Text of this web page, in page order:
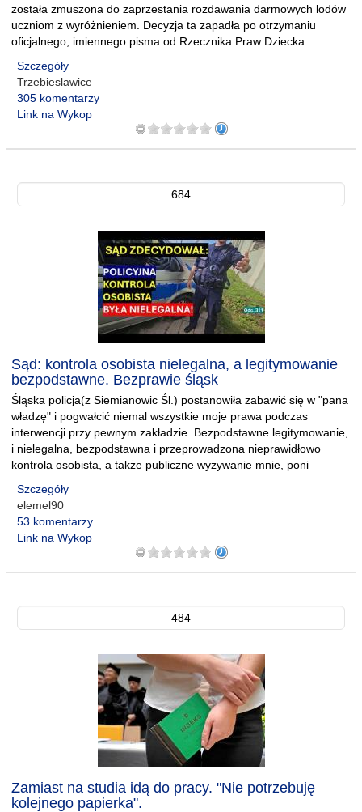
została zmuszona do zaprzestania rozdawania darmowych lodów
uczniom z wyróżnieniem. Decyzja ta zapadła po otrzymaniu
oficjalnego, imiennego pisma od Rzecznika Praw Dziecka
Szczegóły
Trzebieslawice
305 komentarzy
Link na Wykop
684
Sąd: kontrola osobista nielegalna, a legitymowanie
bezpodstawne. Bezprawie śląsk
Śląska policja(z Siemianowic Śl.) postanowiła zabawić się w "pana
władzę" i pogwałcić niemal wszystkie moje prawa podczas
interwencji przy pewnym zakładzie. Bezpodstawne legitymowanie,
i nielegalna, bezpodstawna i przeprowadzona nieprawidłowo
kontrola osobista, a także publiczne wyzywanie mnie, poni
Szczegóły
elemel90
53 komentarzy
Link na Wykop
484
Zamiast na studia idą do pracy. "Nie potrzebuję
kolejnego papierka".